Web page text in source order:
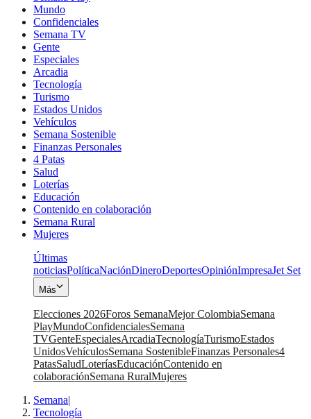
Mundo
Confidenciales
Semana TV
Gente
Especiales
Arcadia
Tecnología
Turismo
Estados Unidos
Vehículos
Semana Sostenible
Finanzas Personales
4 Patas
Salud
Loterías
Educación
Contenido en colaboración
Semana Rural
Mujeres
Últimas
noticiasPolíticaNaciónDineroDeportesOpiniónImpresaJet Set
Más
Elecciones 2026Foros SemanaMejor ColombiaSemana
PlayMundoConfidencialesSemana
TVGenteEspecialesArcadiaTecnologíaTurismoEstados
UnidosVehículosSemana SostenibleFinanzas Personales4
PatasSaludLoteríasEducaciónContenido en
colaboraciónSemana RuralMujeres
Semana|
Tecnología